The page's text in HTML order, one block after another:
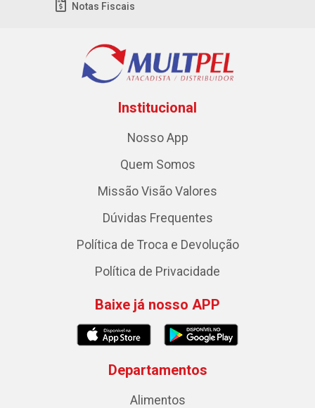
Notas Fiscais
Institucional
Nosso App
Quem Somos
Missão Visão Valores
Dúvidas Frequentes
Política de Troca e Devolução
Política de Privacidade
Baixe já nosso APP
Departamentos
Alimentos